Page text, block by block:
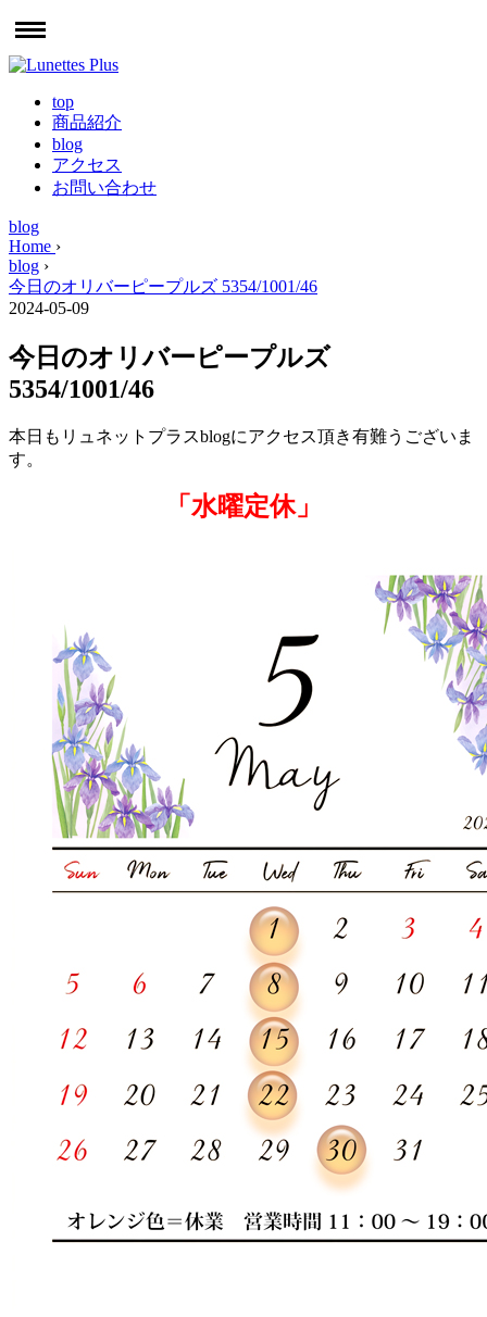
top
商品紹介
blog
アクセス
お問い合わせ
blog
Home ›
blog ›
今日のオリバーピープルズ 5354/1001/46
2024-05-09
今日のオリバーピープルズ
5354/1001/46
本日もリュネットプラスblogにアクセス頂き有難うございま
す。
「水曜定休」